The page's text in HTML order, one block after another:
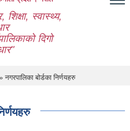
शिक्षा, स्वास्थ्य,
दिगो
नगरपालिका बोर्डका निर्णयहरु